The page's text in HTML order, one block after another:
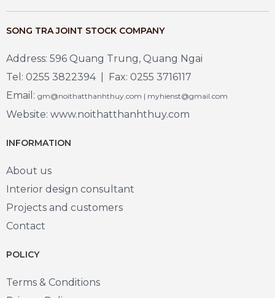
SONG TRA JOINT STOCK COMPANY
Address: 596 Quang Trung, Quang Ngai
Tel: 0255 3822394 | Fax: 0255 3716117
Email: gm@noithatthanhthuy.com | myhienst@gmail.com
Website: www.noithatthanhthuy.com
INFORMATION
About us
Interior design consultant
Projects and customers
Contact
POLICY
Terms & Conditions